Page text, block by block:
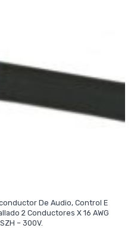
De Audio, Control E
2 Conductores X 16 AWG
– 300V.
More